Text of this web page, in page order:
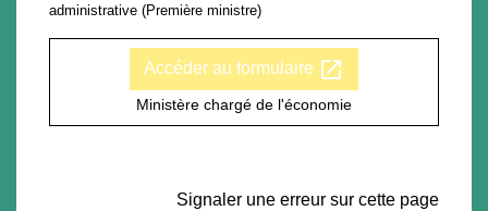
administrative (Première ministre)
Accéder au formulaire open_in_new
Ministère chargé de l'économie
Signaler une erreur sur cette page